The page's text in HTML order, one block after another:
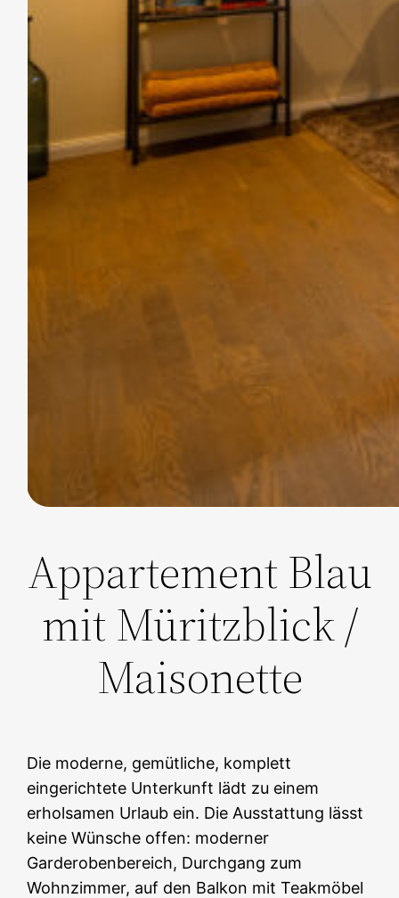
Appartement Blau
mit Müritzblick /
Maisonette
Die moderne, gemütliche, komplett
eingerichtete Unterkunft lädt zu einem
erholsamen Urlaub ein. Die Ausstattung lässt
keine Wünsche offen: moderner
Garderobenbereich, Durchgang zum
Wohnzimmer, auf den Balkon mit Teakmöbel